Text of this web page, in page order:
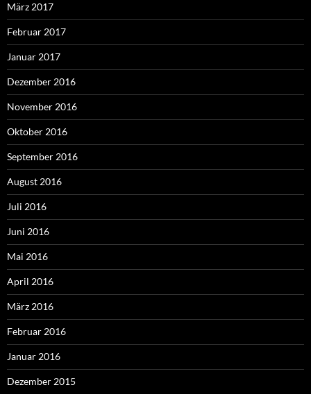
März 2017
Februar 2017
Januar 2017
Dezember 2016
November 2016
Oktober 2016
September 2016
August 2016
Juli 2016
Juni 2016
Mai 2016
April 2016
März 2016
Februar 2016
Januar 2016
Dezember 2015